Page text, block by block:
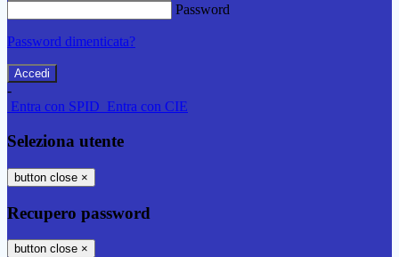
Password
Password dimenticata?
-
Entra con SPID Entra con CIE
Seleziona utente
button close ×
Recupero password
button close ×